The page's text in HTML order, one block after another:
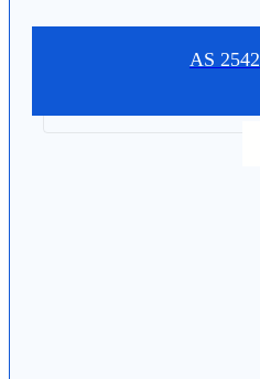
AS 2542